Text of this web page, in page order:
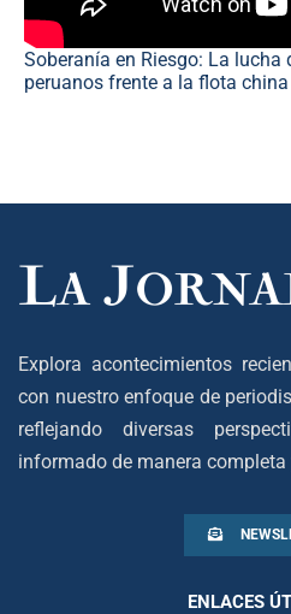
Soberanía en Riesgo: La lucha
peruanos frente a la flota china
Explora acontecimientos
con nuestro enfoque de
reflejando diversas
informado de manera completa
ENLACES